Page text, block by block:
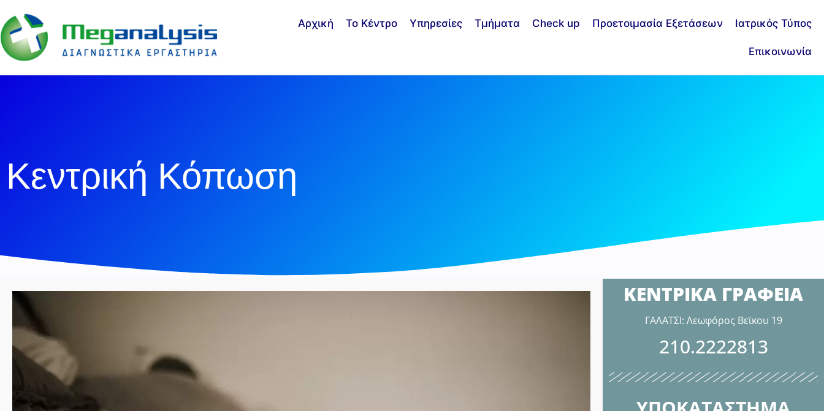
Αρχική Το Κέντρο Υπηρεσίες Τμήματα Check up Προετοιμασία Εξετάσεων Ιατρικός Τύπος
Επικοινωνία
Κεντρική Κόπωση
ΚΕΝΤΡΙΚΑ ΓΡΑΦΕΙΑ
ΓΑΛΑΤΣΙ: Λεωφόρος Βεϊκου 19
210.2222813